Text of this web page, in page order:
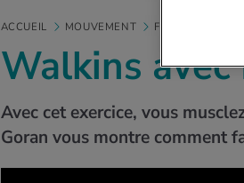
ACCUEIL MOUVEMENT FITNESS
Walkins
Avec cet exercice, vous
Goran vous montre comment